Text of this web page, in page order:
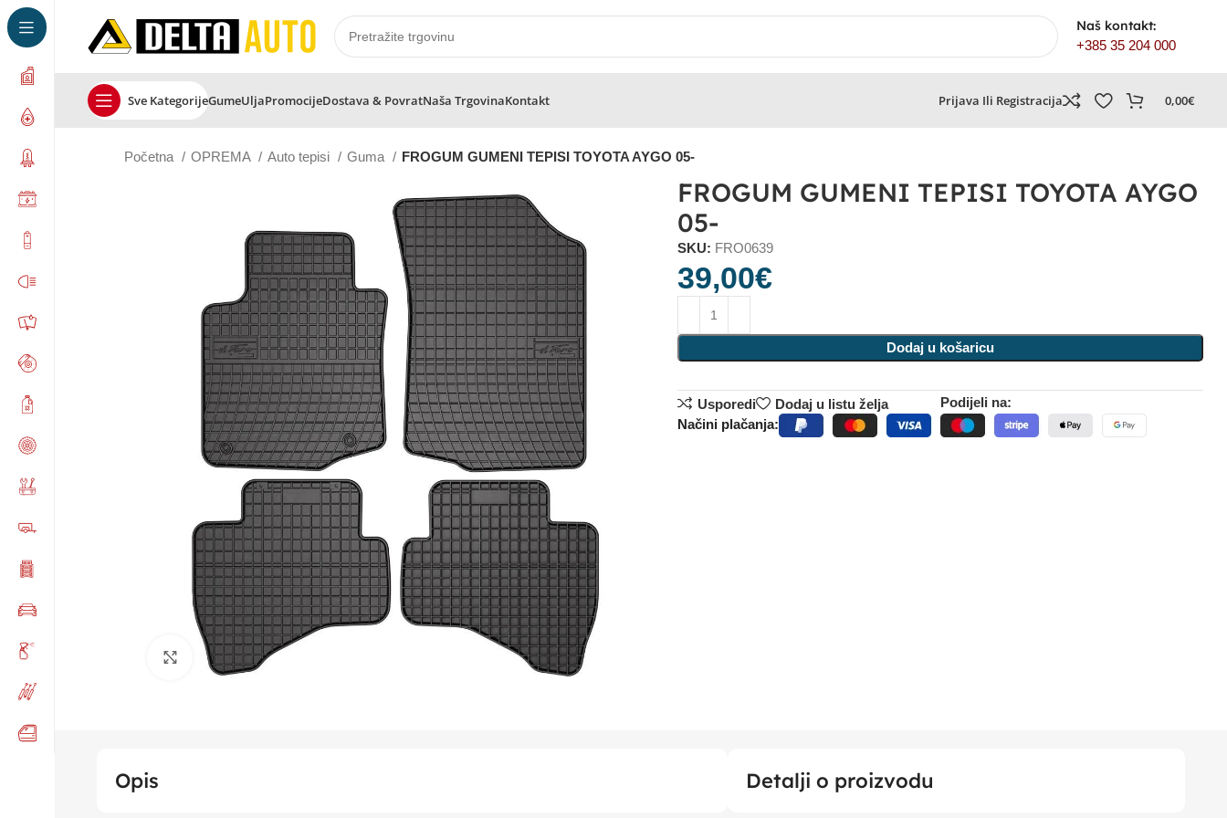
Naš kontakt:
+385 35 204 000
Sve KategorijeGumeUljaPromocijeDostava & PovratNaša TrgovinaKontakt Prijava Ili Registracija 0,00€
Početna OPREMA Auto tepisi Guma FROGUM GUMENI TEPISI TOYOTA AYGO 05-
Click to enlarge
FROGUM GUMENI TEPISI TOYOTA AYGO
05-
SKU: FRO0639
39,00€
Dodaj u košaricu
Usporedi Dodaj u listu želja
Podijeli na:
Načini plačanja:
Opis Detalji o proizvodu